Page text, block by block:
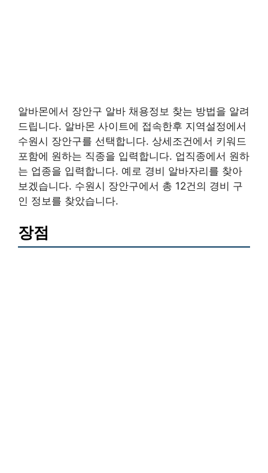
알바몬에서 장안구 알바 채용정보 찾는 방법을 알려
드립니다. 알바몬 사이트에 접속한후 지역설정에서
수원시 장안구를 선택합니다. 상세조건에서 키워드
포함에 원하는 직종을 입력합니다. 업직종에서 원하
는 업종을 입력합니다. 예로 경비 알바자리를 찾아
보겠습니다. 수원시 장안구에서 총 12건의 경비 구
인 정보를 찾았습니다.
장점